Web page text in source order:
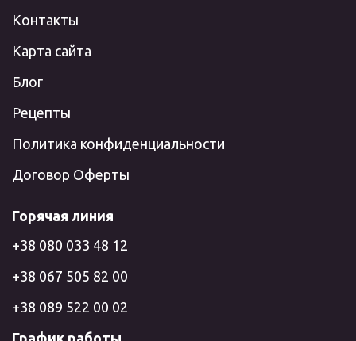
Контакты
Карта сайта
Блог
Рецепты
Политика конфиденциальности
Договор Оферты
Горячая линия
+38 080 033 48 12
+38 067 505 82 00
+38 089 522 00 02
График работы